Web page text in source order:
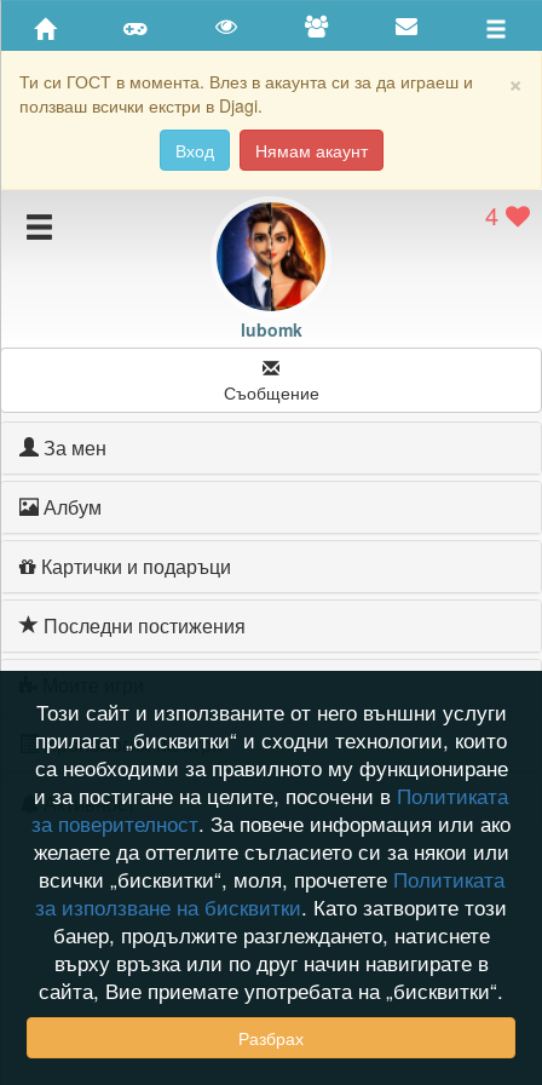
×
Ти си ГОСТ в момента. Влез в акаунта си за да играеш и
ползваш всички екстри в Djagi.
Вход
Нямам акаунт
Приятели
Хронология на игри
Подаръците на lubomk
Картичките на lubomk
4
lubomk
Съобщение
За мен
Албум
Картички и подаръци
Последни постижения
Хронология на игри
Активност
Този сайт и използваните от него външни услуги
прилагат „бисквитки“ и сходни технологии, които
са необходими за правилното му функциониране
и за постигане на целите, посочени в Политиката
за поверителност. За повече информация или ако
желаете да оттеглите съгласието си за някои или
всички „бисквитки“, моля, прочетете Политиката
за използване на бисквитки. Като затворите този
банер, продължите разглеждането, натиснете
върху връзка или по друг начин навигирате в
сайта, Вие приемате употребата на „бисквитки“.
Разбрах